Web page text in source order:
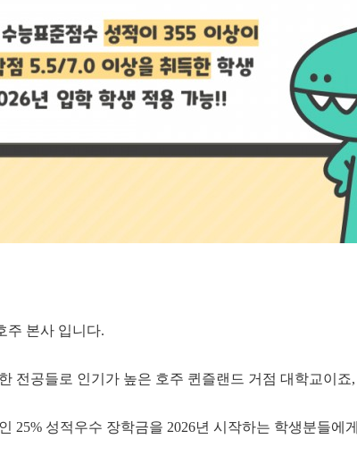
주 본사 입니다.
전공들로 인기가 높은 호주 퀸즐랜드 거점 대학교이죠,
25% 성적우수 장학금을 2026년 시작하는 학생분들에